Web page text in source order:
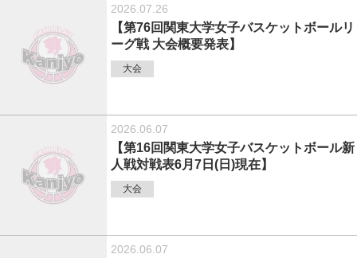
2026.07.26
【第76回関東大学女子バスケットボールリ
ーグ戦 大会概要発表】
大会
2026.06.07
【第16回関東大学女子バスケットボール新
人戦対戦表6月7日(日)現在】
大会
2026.06.07